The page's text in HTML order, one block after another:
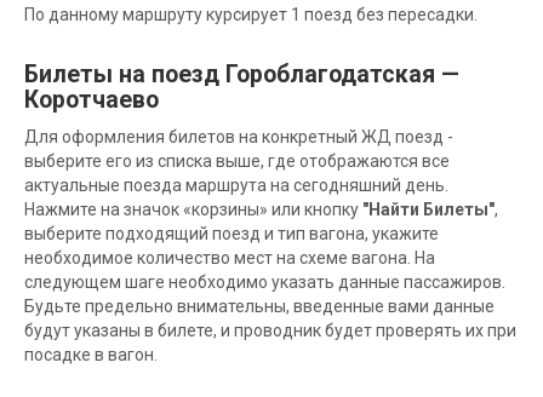
По данному маршруту курсирует 1 поезд без пересадки.
Билеты на поезд Гороблагодатская —
Коротчаево
Для оформления билетов на конкретный ЖД поезд -
выберите его из списка выше, где отображаются все
актуальные поезда маршрута на сегодняшний день.
Нажмите на значок «корзины» или кнопку "Найти Билеты",
выберите подходящий поезд и тип вагона, укажите
необходимое количество мест на схеме вагона. На
следующем шаге необходимо указать данные пассажиров.
Будьте предельно внимательны, введенные вами данные
будут указаны в билете, и проводник будет проверять их при
посадке в вагон.